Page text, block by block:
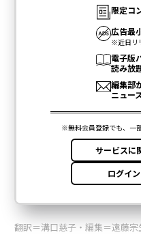
翻訳＝溝口慈子・編集＝遠藤宗